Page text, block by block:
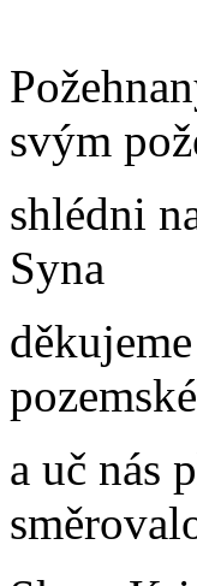
svým
shlédni
Syna
a uč nás